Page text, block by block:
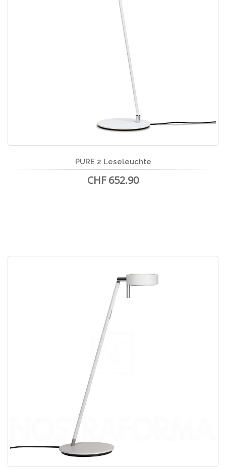
PURE 2 Leseleuchte
CHF 652.90